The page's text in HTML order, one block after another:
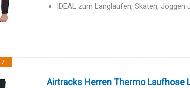
IDEAL zum Langlaufen, Skaten,
7
Airtracks Herren Thermo Laufhose